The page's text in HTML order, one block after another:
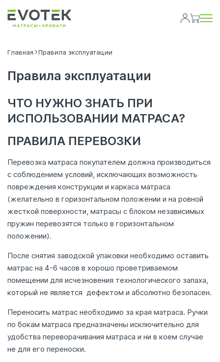
Главная Правила эксплуатации
Правила эксплуатации
ЧТО НУЖНО ЗНАТЬ ПРИ
ИСПОЛЬЗОВАНИИ МАТРАСА?
ПРАВИЛА ПЕРЕВОЗКИ
Перевозка матраса покупателем должна производиться
с соблюдением условий, исключающих возможность
повреждения конструкции и каркаса матраса
(желательно в горизонтальном положении и на ровной
жесткой поверхности, матрасы с блоком независимых
пружин перевозятся только в горизонтальном
положении).
После снятия заводской упаковки необходимо оставить
матрас на 4-6 часов в хорошо проветриваемом
помещении для исчезновения технологического запаха,
который не является дефектом и абсолютно безопасен.
Переносить матрас необходимо за края матраса. Ручки
по бокам матраса предназначены исключительно для
удобства переворачивания матраса и ни в коем случае
не для его переноски.